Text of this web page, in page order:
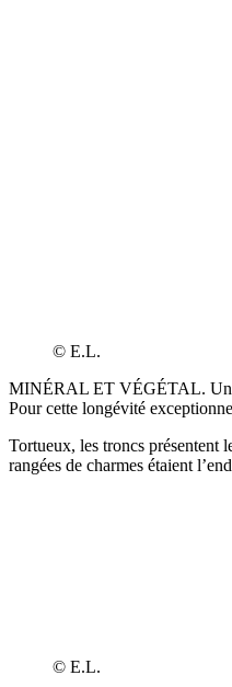
© E.L.
MINÉRAL ET VÉGÉTAL. Une
Pour cette longévité
Tortueux, les troncs présentent
rangées de charmes étaient
© E.L.